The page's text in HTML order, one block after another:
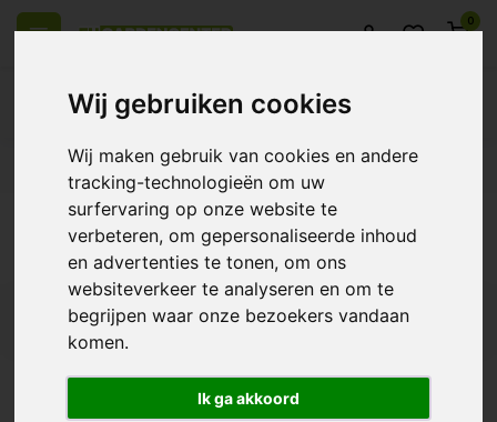
Wij gebruiken cookies
Wij maken gebruik van cookies en andere
tracking-technologieën om uw
surfervaring op onze website te
verbeteren, om gepersonaliseerde inhoud
en advertenties te tonen, om ons
websiteverkeer te analyseren en om te
begrijpen waar onze bezoekers vandaan
komen.
Ik ga akkoord
0
Europe 14 Days return policy Best customer service
Back
Products tagged with 450